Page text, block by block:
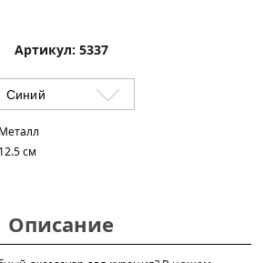
Артикул: 5337
Металл
12.5 см
Описание